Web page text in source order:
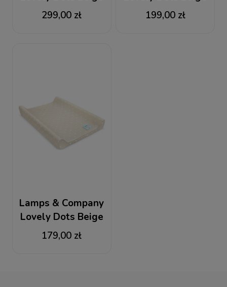
Lampa stojąca
299,00 zł
Lampka nocna
199,00 zł
Lamps & Company
Lovely Dots Beige
Przewijak z
pokrowcem
179,00 zł